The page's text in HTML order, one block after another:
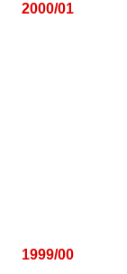
2000/01
1999/00